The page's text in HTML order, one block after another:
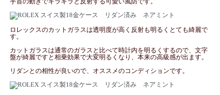
ロレックスのカットガラスは透明度が高く反射も明るくとても綺麗で
す。
カットガラスは通常のガラスと比べて時計内を明るくするので、文字
盤が綺麗ですと相乗効果で大変明るくなり、本来の高級感が出ます。
リダンとの相性が良いので、オススメのコンディションです。